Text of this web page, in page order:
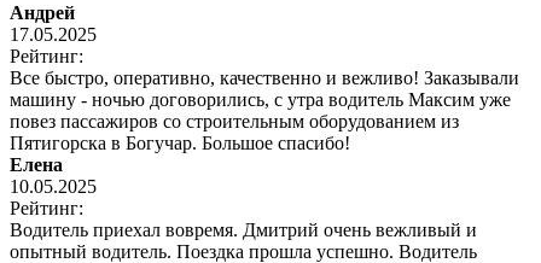
Андрей
17.05.2025
Рейтинг:
Все быстро, оперативно, качественно и вежливо! Заказывали
машину - ночью договорились, с утра водитель Максим уже
повез пассажиров со строительным оборудованием из
Пятигорска в Богучар. Большое спасибо!
Елена
10.05.2025
Рейтинг:
Водитель приехал вовремя. Дмитрий очень вежливый и
опытный водитель. Поездка прошла успешно. Водитель